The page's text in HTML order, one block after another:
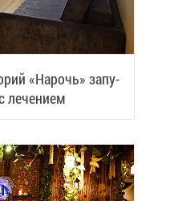
«На­рочь» за­пу­
ле­че­ни­ем